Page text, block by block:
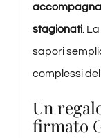
stagionati.
sapori
complessi
Un
firmato